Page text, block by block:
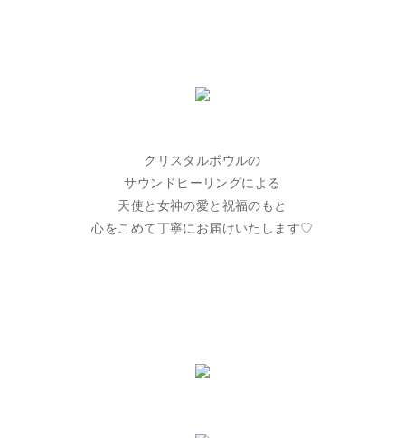
クリスタルボウルの
サウンドヒーリングによる
天使と女神の愛と祝福のもと
心をこめて丁寧にお届けいたします♡